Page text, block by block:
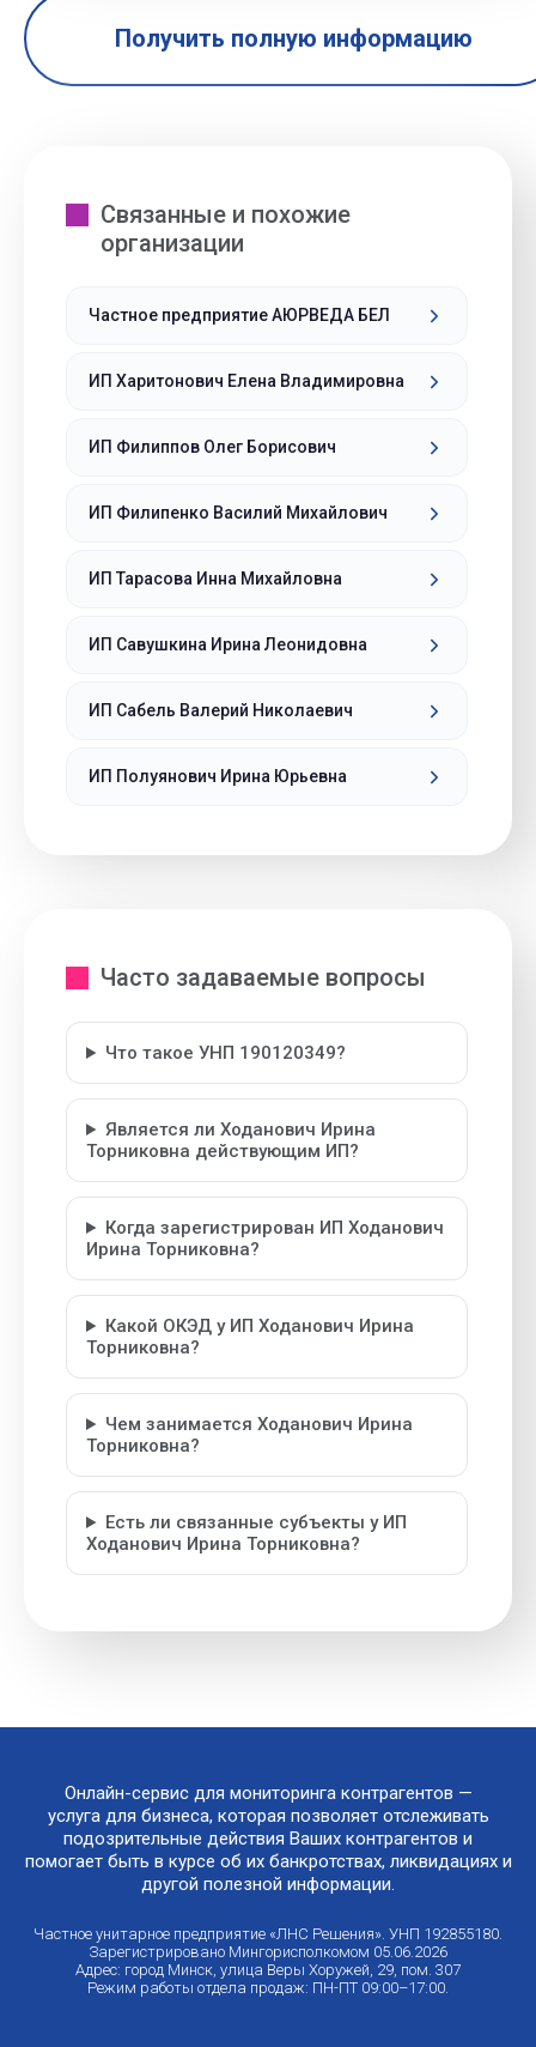
Получить полную информацию
Связанные и похожие
организации
Частное предприятие АЮРВЕДА БЕЛ
ИП Харитонович Елена Владимировна
ИП Филиппов Олег Борисович
ИП Филипенко Василий Михайлович
ИП Тарасова Инна Михайловна
ИП Савушкина Ирина Леонидовна
ИП Сабель Валерий Николаевич
ИП Полуянович Ирина Юрьевна
Часто задаваемые вопросы
Что такое УНП 190120349?
Является ли Ходанович Ирина
Торниковна действующим ИП?
Когда зарегистрирован ИП Ходанович
Ирина Торниковна?
Какой ОКЭД у ИП Ходанович Ирина
Торниковна?
Чем занимается Ходанович Ирина
Торниковна?
Есть ли связанные субъекты у ИП
Ходанович Ирина Торниковна?
Онлайн-сервис для мониторинга контрагентов —
услуга для бизнеса, которая позволяет отслеживать
подозрительные действия Ваших контрагентов и
помогает быть в курсе об их банкротствах, ликвидациях и
другой полезной информации.
Частное унитарное предприятие «ЛНС Решения». УНП 192855180.
Зарегистрировано Мингорисполкомом 05.06.2026
Адрес: город Минск, улица Веры Хоружей, 29, пом. 307
Режим работы отдела продаж: ПН-ПТ 09:00–17:00.